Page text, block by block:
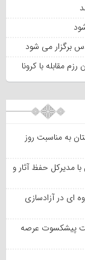
برگزار می شود
مقابله با کرونا
به مناسبت روز
مدیرکل حفظ آثار و
در آزادسازی
پیشکسوت عرصه